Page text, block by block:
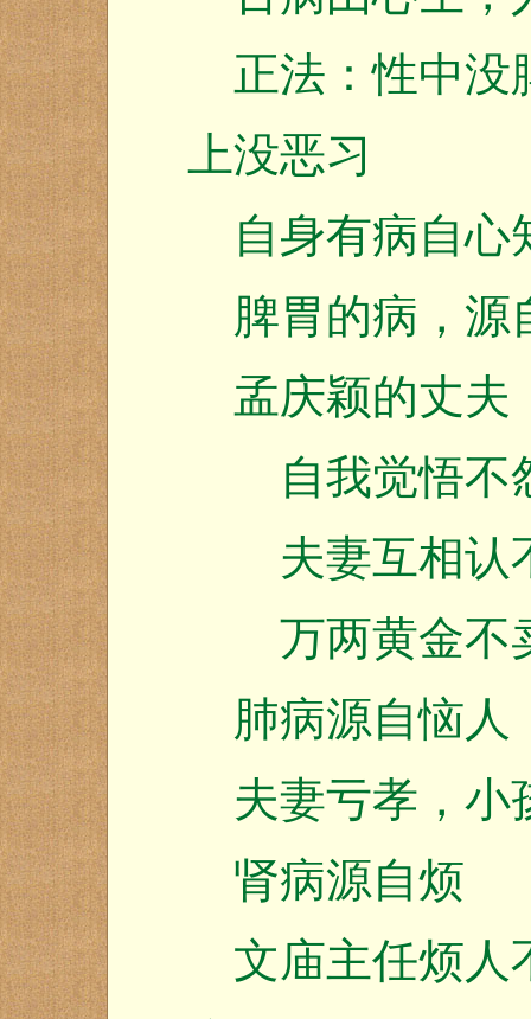
正法：性中没
上没恶习
自身有病自心
脾胃的病，源
孟庆颖的丈夫
自我觉悟不
夫妻互相认
万两黄金不
肺病源自恼人
夫妻亏孝，小
肾病源自烦
文庙主任烦人